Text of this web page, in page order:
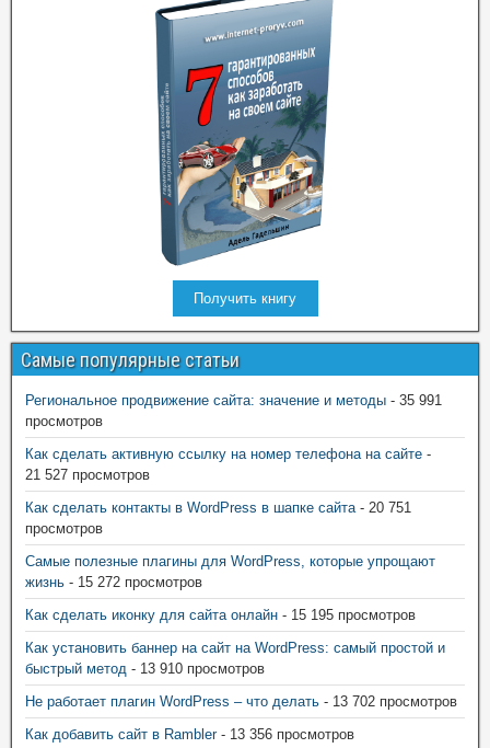
Получить книгу
Самые популярные статьи
Региональное продвижение сайта: значение и методы - 35 991
просмотров
Как сделать активную ссылку на номер телефона на сайте -
21 527 просмотров
Как сделать контакты в WordPress в шапке сайта- 20 751
просмотров
Самые полезные плагины для WordPress, которые упрощают
жизнь - 15 272 просмотров
Как сделать иконку для сайта онлайн - 15 195 просмотров
Как установить баннер на сайт на WordPress: самый простой и
быстрый метод - 13 910 просмотров
Не работает плагин WordPress – что делать - 13 702 просмотров
Как добавить сайт в Rambler- 13 356 просмотров